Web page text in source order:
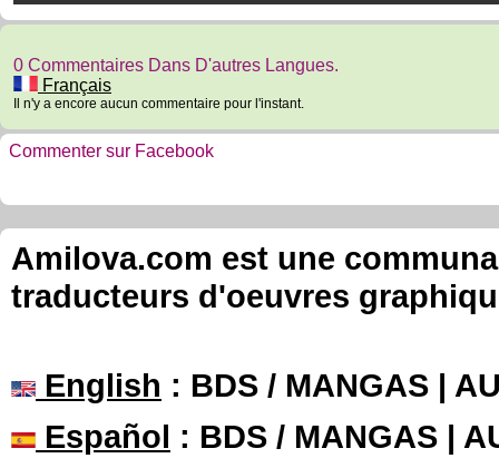
0 Commentaires Dans D'autres Langues.
Français
Il n'y a encore aucun commentaire pour l'instant.
Commenter sur Facebook
Amilova.com est une
traducteurs d'oeuvres
English : BDS / MANGAS |
Español : BDS / MANGAS |